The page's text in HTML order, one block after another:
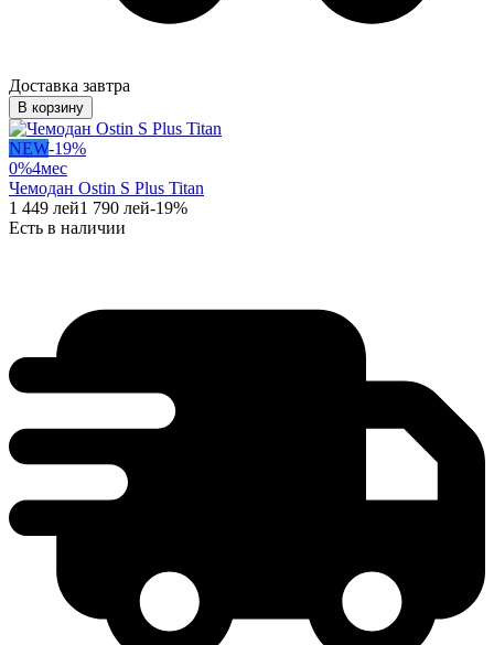
Доставка завтра
В корзину
NEW-19%
0%4мес
Чемодан Ostin S Plus Titan
1 449 лей1 790 лей-19%
Есть в наличии